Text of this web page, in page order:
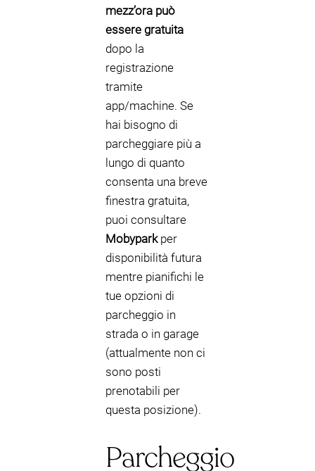
mezz’ora può
essere gratuita
dopo la
registrazione
tramite
app/machine. Se
hai bisogno di
parcheggiare più a
lungo di quanto
consenta una breve
finestra gratuita,
puoi consultare
Mobyparkper
disponibilità futura
mentre pianifichi le
tue opzioni di
parcheggio in
strada o in garage
(attualmente non ci
sono posti
prenotabili per
questa posizione).
Parcheggio